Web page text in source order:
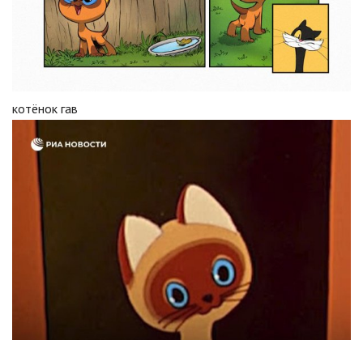
котёнок гав